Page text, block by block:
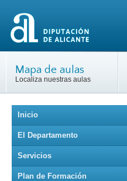
Mapa de aulas
Localiza nuestras aulas
Inicio
El Departamento
Servicios
Plan de Formación